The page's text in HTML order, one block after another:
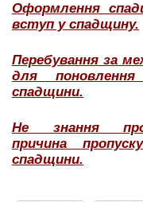
Оформлення
вступ у спадщину.
Перебування за
для
спадщини.
Не знання
причина
спадщини.